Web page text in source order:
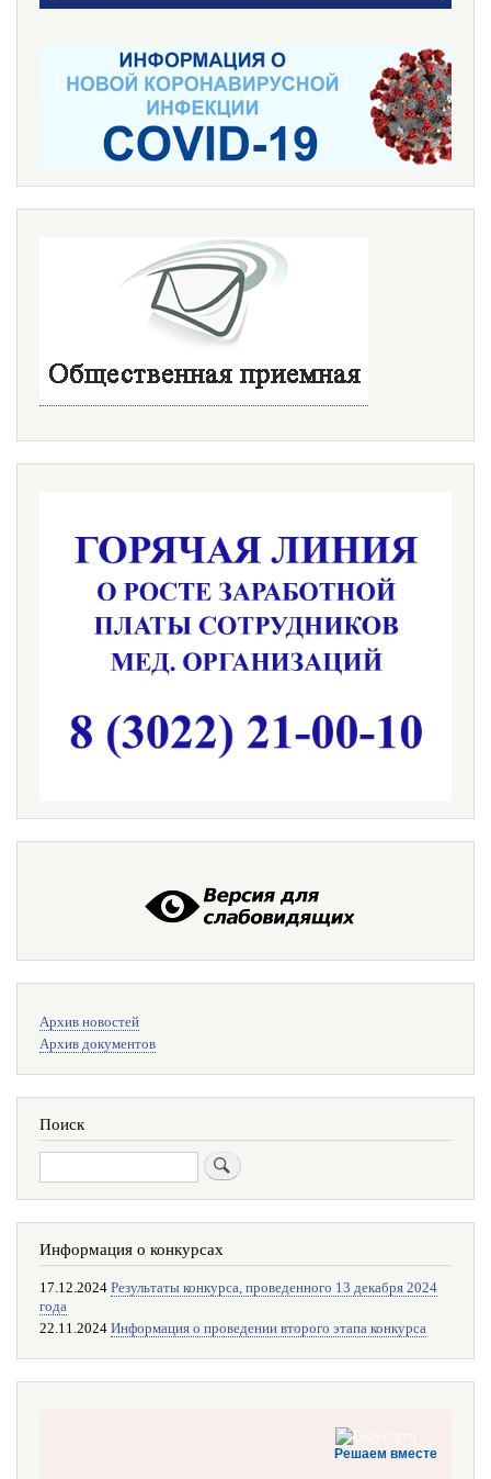
поиска
Архив новостей
Архив документов
Поиск
Поиск
Информация о конкурсах
17.12.2024 Результаты конкурса, проведенного 13 декабря 2024
года
22.11.2024 Информация о проведении второго этапа конкурса
Решаем вместе